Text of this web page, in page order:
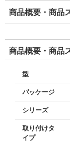
商品概要・商品
商品概要・商品
型
パッケージ
シリーズ
取り付けタ
イプ